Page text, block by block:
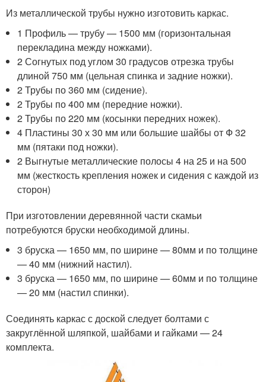
Из металлической трубы нужно изготовить каркас.
1 Профиль — трубу — 1500 мм (горизонтальная
перекладина между ножками).
2 Согнутых под углом 30 градусов отрезка трубы
длиной 750 мм (цельная спинка и задние ножки).
2 Трубы по 360 мм (сидение).
2 Трубы по 400 мм (передние ножки).
2 Трубы по 220 мм (косынки передних ножек).
4 Пластины 30 х 30 мм или большие шайбы от Ф 32
мм (пятаки под ножки).
2 Выгнутые металлические полосы 4 на 25 и на 500
мм (жесткость крепления ножек и сидения с каждой из
сторон)
При изготовлении деревянной части скамьи
потребуются бруски необходимой длины.
3 бруска — 1650 мм, по ширине — 80мм и по толщине
— 40 мм (нижний настил).
3 бруска — 1650 мм, по ширине — 60мм и по толщине
— 20 мм (настил спинки).
Соединять каркас с доской следует болтами с
закруглённой шляпкой, шайбами и гайками — 24
комплекта.